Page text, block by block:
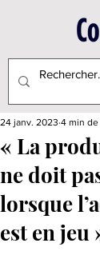
« La
ne doit
lorsque
est en jeu
24 janv. 2023 4 min